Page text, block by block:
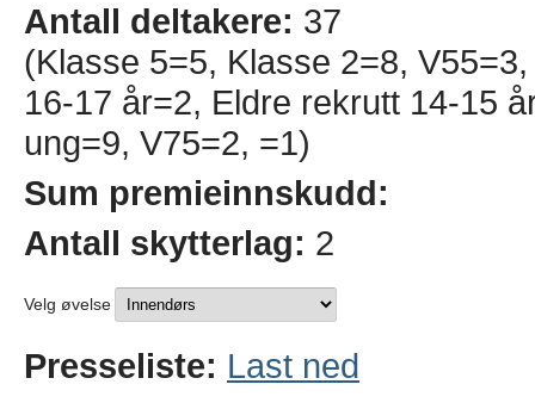
Antall deltakere: 37
(Klasse 5=5, Klasse 2=8,
16-17 år=2, Eldre rekrutt 14-15
ung=9, V75=2, =1)
Sum premieinnskudd:
Antall skytterlag: 2
Velg øvelse
Presseliste: Last ned